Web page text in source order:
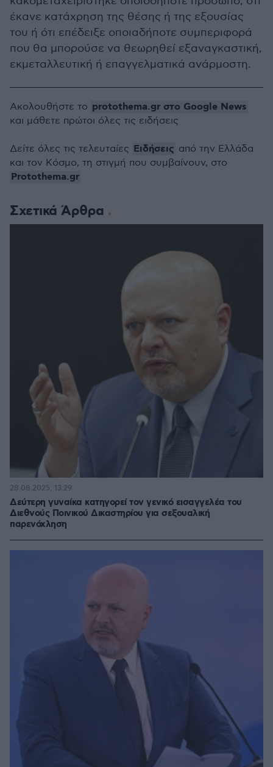
έκανε κατάχρηση της θέσης ή της εξουσίας
του ή ότι επέδειξε οποιαδήποτε συμπεριφορά
που θα μπορούσε να θεωρηθεί εξαναγκαστική,
εκμεταλλευτική ή επαγγελματικά ανάρμοστη.
Σχετικά Άρθρα
Δεύτερη γυναίκα κατηγορεί τον γενικό εισαγγελέα του
Διεθνούς Ποινικού Δικαστηρίου για σεξουαλική
παρενόχληση
28.08.2025, 13:29
Ακολουθήστε το protothema.gr στο Google News
και μάθετε πρώτοι όλες τις ειδήσεις
Δείτε όλες τις τελευταίες Ειδήσεις από την Ελλάδα
και τον Κόσμο, τη στιγμή που συμβαίνουν, στο
Protothema.gr